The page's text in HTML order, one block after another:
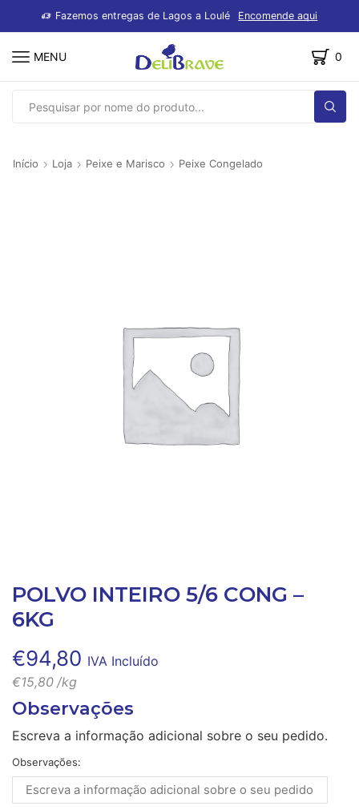
Fazemos entregas de Lagos a Loulé Encomende aqui
MENU 0
SEARCH
Início Loja Peixe e Marisco Peixe Congelado
POLVO INTEIRO 5/6 CONG –
6KG
€94,80 IVA Incluído
€15,80 /kg
Observações
Escreva a informação adicional sobre o seu pedido.
Observações: